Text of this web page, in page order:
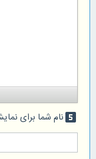
looks_5نام شما برای